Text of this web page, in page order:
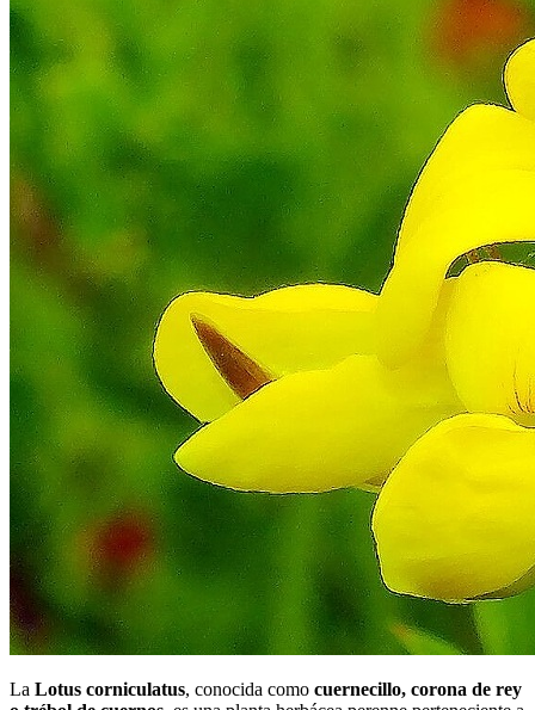
La Lotus corniculatus, conocida como cuernecillo, corona de rey